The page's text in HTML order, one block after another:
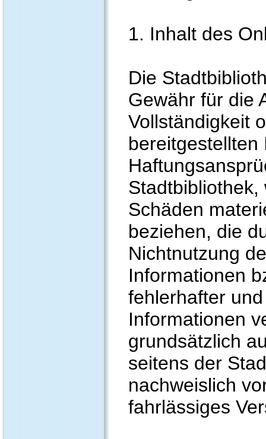
1. Inhalt des
Die
Gewähr für die
Vollständigkeit
Schäden
beziehen, die
Nichtnutzung
Informationen
fehlerhafter
Informationen
grundsätzlich
seitens der
nachweislich
fahrlässiges